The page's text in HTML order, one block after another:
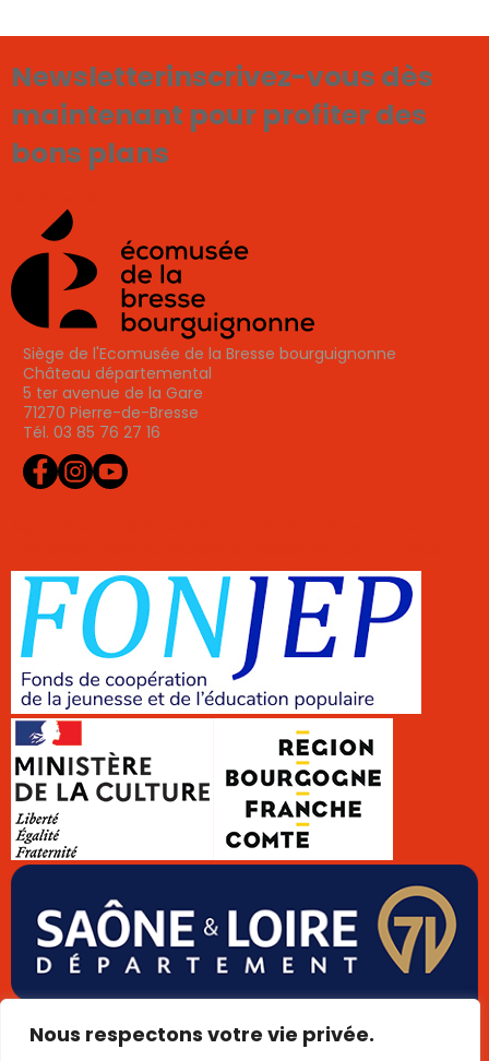
Nous respectons votre vie privée.
Newsletterinscrivez-vous dès
maintenant pour profiter des
bons plans
Siège de l'Ecomusée de la Bresse bourguignonne
Château départemental
5 ter avenue de la Gare
71270 Pierre-de-Bresse
Tél. 03 85 76 27 16
Données personnelles CookiesMentions légales
Plan de sitePubligo 2025